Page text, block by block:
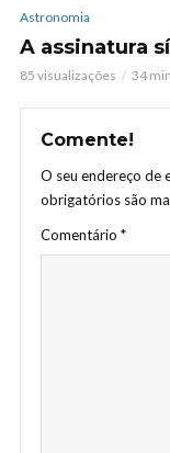
Astronomia
A assinatura
85 visualizações 34
Comente!
O seu endereço de
obrigatórios são
Comentário *